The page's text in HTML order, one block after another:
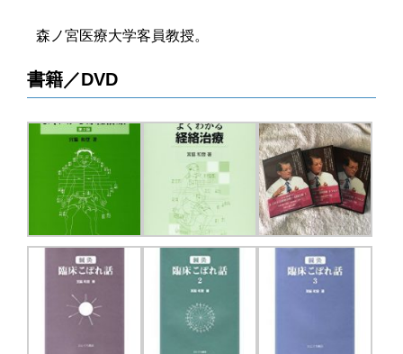
森ノ宮医療大学客員教授。
書籍／DVD